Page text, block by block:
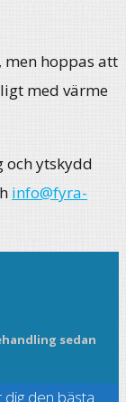
hoppas att
med värme
och ytskydd
info@fyra-
sedan
dig den bästa